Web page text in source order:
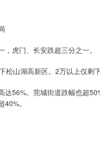
虎门、长安跌超三分之一。
山湖高新区。2万以上仅剩
达56%。莞城街道跌幅也超
。